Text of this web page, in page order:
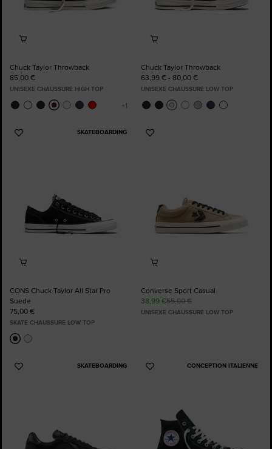
Chuck Taylor Throwback
85,00 €
UNISEXE CHAUSSURE HIGH TOP
Chuck Taylor Throwback
63,99 € - 80,00 €
UNISEXE CHAUSSURE LOW TOP
SKATEBOARDING
Ajouter
CONS Chuck Taylor All Star Pro
Suede
75,00 €
SKATE CHAUSSURE LOW TOP
Ajouter
Converse Sport Casual
38,99 €55,00 €
UNISEXE CHAUSSURE LOW TOP
SKATEBOARDING
Ajouter
CONCEPTION ITALIENNE
Ajouter